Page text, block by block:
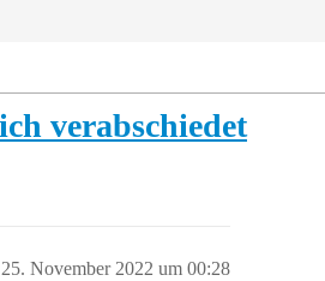
verabschiedet
25. November 2022 um 00:28